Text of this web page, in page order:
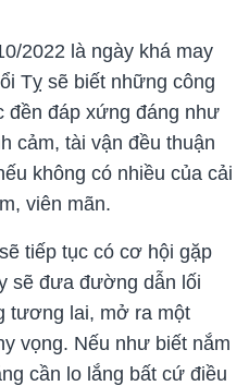
2022 là ngày khá may
Tỵ sẽ biết những công
đáp xứng đáng như
cảm, tài vận đều thuận
không có nhiều của cải
viên mãn.
tiếp tục có cơ hội gặp
sẽ đưa đường dẫn lối
tương lai, mở ra một
vọng. Nếu như biết nắm
cần lo lắng bất cứ điều